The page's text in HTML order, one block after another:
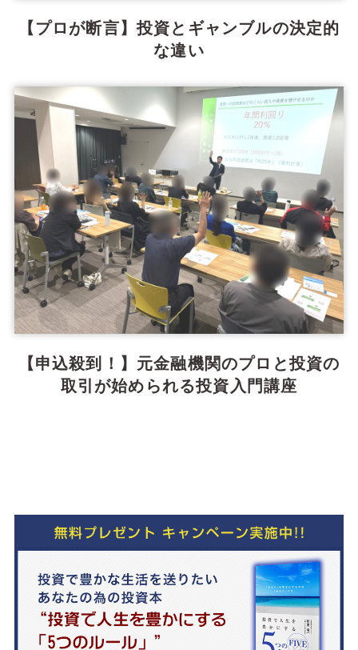
【プロが断言】投資とギャンブルの決定的
な違い
【申込殺到！】元金融機関のプロと投資の
取引が始められる投資入門講座